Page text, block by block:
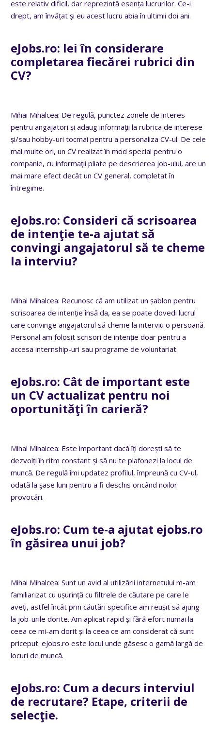
este relativ dificil, dar reprezintă esența lucrurilor. Ce-i
drept, am învățat și eu acest lucru abia în ultimii doi ani.
eJobs.ro: Iei în considerare
completarea fiecărei rubrici din
CV?
Mihai Mihalcea: De regulă, punctez zonele de interes
pentru angajatori și adaug informaţii la rubrica de interese
și/sau hobby-uri tocmai pentru a personaliza CV-ul. De cele
mai multe ori, un CV realizat în mod special pentru o
companie, cu informaţii pliate pe descrierea job-ului, are un
mai mare efect decât un CV general, completat în
întregime.
eJobs.ro: Consideri că scrisoarea
de intenţie te-a ajutat să
convingi angajatorul să te cheme
la interviu?
Mihai Mihalcea: Recunosc că am utilizat un șablon pentru
scrisoarea de intenție însă da, ea se poate dovedi lucrul
care convinge angajatorul să cheme la interviu o persoană.
Personal am folosit scrisori de intenție doar pentru a
accesa internship-uri sau programe de voluntariat.
eJobs.ro: Cât de important este
un CV actualizat pentru noi
oportunităţi în carieră?
Mihai Mihalcea: Este important dacă îți dorești să te
dezvolți în ritm constant și să nu te plafonezi la locul de
muncă. De regulă îmi updatez profilul, împreună cu CV-ul,
odată la şase luni pentru a fi deschis oricând noilor
provocări.
eJobs.ro: Cum te-a ajutat ejobs.ro
în găsirea unui job?
Mihai Mihalcea: Sunt un avid al utilizării internetului m-am
familiarizat cu ușurință cu filtrele de căutare pe care le
aveți, astfel încât prin căutări specifice am reușit să ajung
la job-urile dorite. Am aplicat rapid și fără efort numai la
ceea ce mi-am dorit și la ceea ce am considerat că sunt
priceput. eJobs.ro este locul unde găsesc o gamă largă de
locuri de muncă.
eJobs.ro: Cum a decurs interviul
de recrutare? Etape, criterii de
selecţie.